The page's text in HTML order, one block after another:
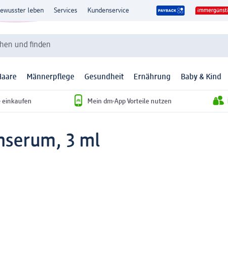
leben Services Kundenservice
und finden
Männerpflege Gesundheit Ernährung Baby & Kind
einkaufen Mein dm-App Vorteile nutzen
3 ml